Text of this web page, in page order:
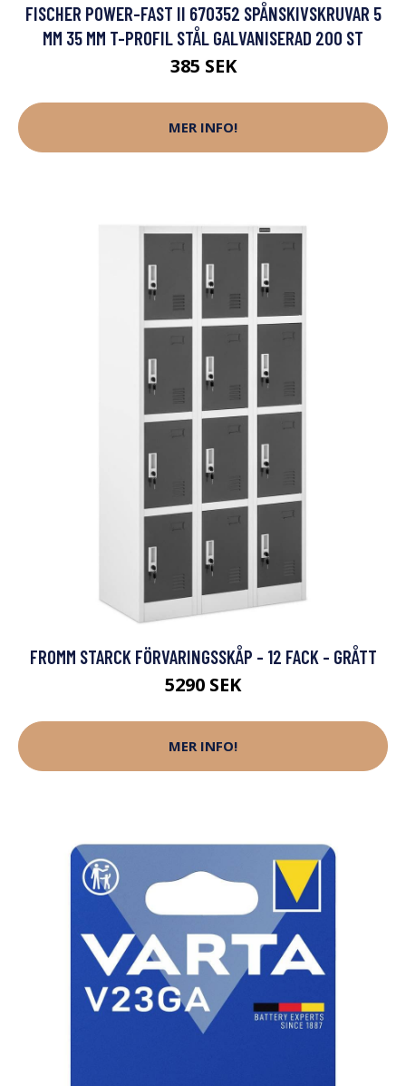
FISCHER POWER-FAST II 670352 SPÅNSKIVSKRUVAR 5
MM 35 MM T-PROFIL STÅL GALVANISERAD 200 ST
385 SEK
MER INFO!
FROMM STARCK FÖRVARINGSSKÅP - 12 FACK - GRÅTT
5290 SEK
MER INFO!